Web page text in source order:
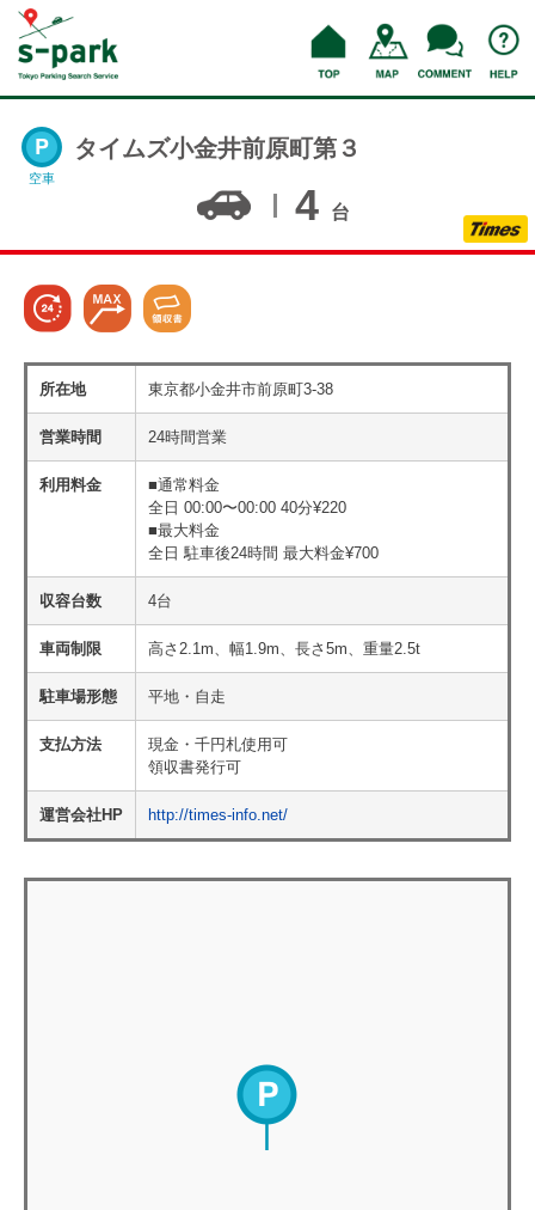
空車
タイムズ小金井前原町第３
4 台
所在地 東京都小金井市前原町3-38
営業時間 24時間営業
利用料金
■通常料金
全日 00:00〜00:00 40分¥220
■最大料金
全日 駐車後24時間 最大料金¥700
収容台数 4台
車両制限 高さ2.1m、幅1.9m、長さ5m、重量2.5t
駐車場形態 平地・自走
支払方法
現金・千円札使用可
領収書発行可
運営会社HP http://times-info.net/